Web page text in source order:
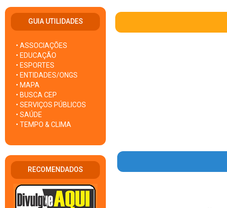
GUIA UTILIDADES
• ASSOCIAÇÕES
• EDUCAÇÃO
• ESPORTES
• ENTIDADES/ONGS
• MAPA
• BUSCA CEP
• SERVIÇOS PÚBLICOS
• SAÚDE
• TEMPO & CLIMA
RECOMENDADOS